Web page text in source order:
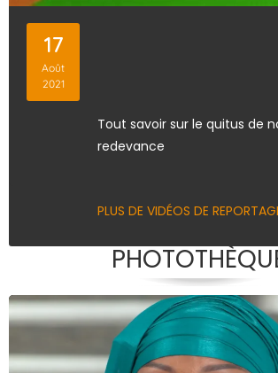
Tout savoir sur le quitus de
redevance
17
Août
2021
PLUS DE VIDÉOS DE